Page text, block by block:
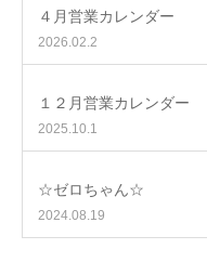
４月営業カレンダー
2026.02.2
１２月営業カレンダー
2025.10.1
☆ゼロちゃん☆
2024.08.19